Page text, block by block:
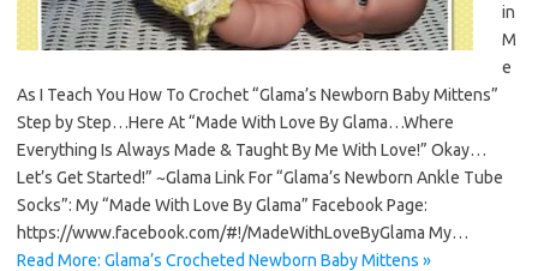
in
M
e
As I Teach You How To Crochet “Glama’s Newborn Baby Mittens”
Step by Step…Here At “Made With Love By Glama…Where
Everything Is Always Made & Taught By Me With Love!” Okay…
Let’s Get Started!” ~Glama Link For “Glama’s Newborn Ankle Tube
Socks”: My “Made With Love By Glama” Facebook Page:
https://www.facebook.com/#!/MadeWithLoveByGlama My…
Read More: Glama’s Crocheted Newborn Baby Mittens »